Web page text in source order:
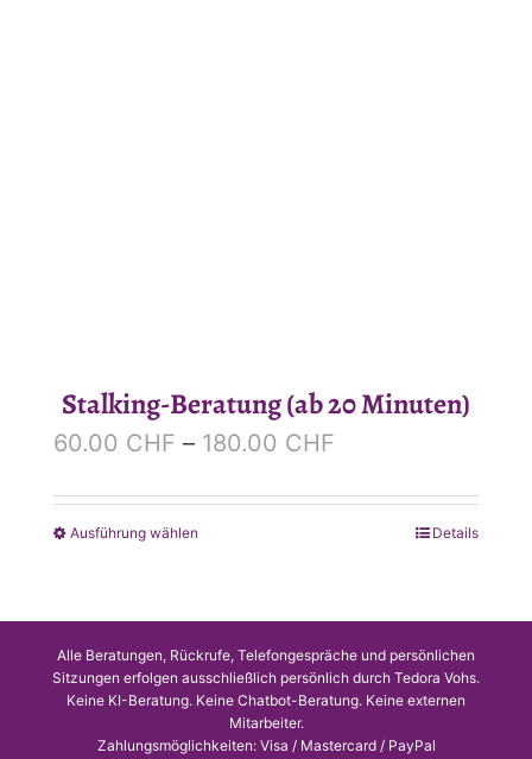
Stalking-Beratung (ab 20 Minuten)
60.00 CHF – 180.00 CHF
bis
180.00 CHF
Ausführung wählen
mehrere
Varianten
auf.
Details
Alle Beratungen, Rückrufe, Telefongespräche und persönlichen
Sitzungen erfolgen ausschließlich persönlich durch Tedora Vohs.
Keine KI-Beratung. Keine Chatbot-Beratung. Keine externen
Mitarbeiter.
Zahlungsmöglichkeiten: Visa / Mastercard / PayPal